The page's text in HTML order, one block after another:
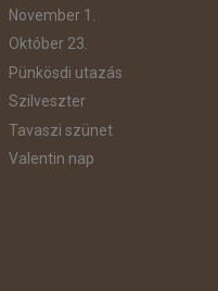
November 1.
Október 23.
Pünkösdi utazás
Szilveszter
Tavaszi szünet
Valentin nap